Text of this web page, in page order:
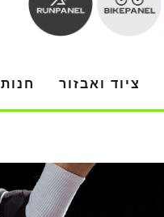
ציוד ואבזור חנות